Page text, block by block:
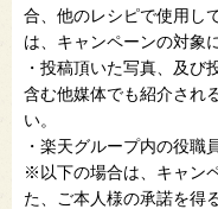
合、他のレシピで使用し
は、キャンペーンの対象
・投稿頂いた写真、及び
含む他媒体でも紹介され
い。
・楽天グループ内の役職
※以下の場合は、キャン
た、ご本人様の承諾を得